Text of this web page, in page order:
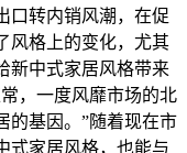
口转内销风潮，在促
风格上的变化，尤其
新中式家居风格带来
，一度风靡市场的北
的基因。”随着现在市
式家居风格，也能与